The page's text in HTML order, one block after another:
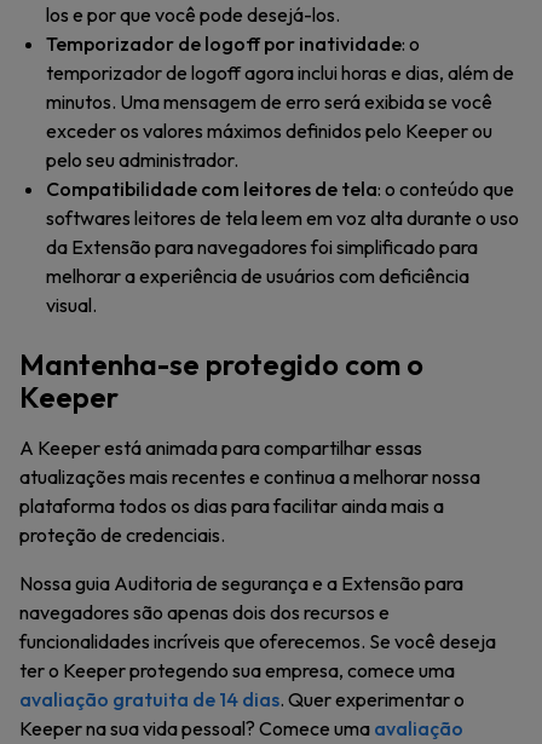
los e por que você pode desejá-los.
Temporizador de logoff por inatividade: o
temporizador de logoff agora inclui horas e dias, além de
minutos. Uma mensagem de erro será exibida se você
exceder os valores máximos definidos pelo Keeper ou
pelo seu administrador.
Compatibilidade com leitores de tela: o conteúdo que
softwares leitores de tela leem em voz alta durante o uso
da Extensão para navegadores foi simplificado para
melhorar a experiência de usuários com deficiência
visual.
Mantenha-se protegido com o
Keeper
A Keeper está animada para compartilhar essas
atualizações mais recentes e continua a melhorar nossa
plataforma todos os dias para facilitar ainda mais a
proteção de credenciais.
Nossa guia Auditoria de segurança e a Extensão para
navegadores são apenas dois dos recursos e
funcionalidades incríveis que oferecemos. Se você deseja
ter o Keeper protegendo sua empresa, comece uma
avaliação gratuita de 14 dias. Quer experimentar o
Keeper na sua vida pessoal? Comece uma avaliação